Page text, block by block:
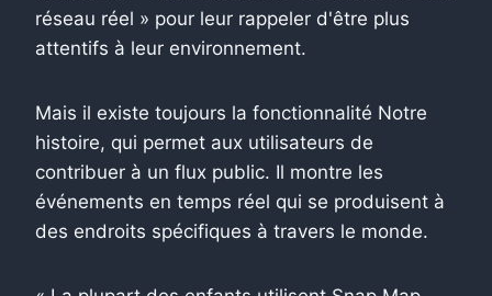
réseau réel » pour leur rappeler d'être plus
attentifs à leur environnement.
Mais il existe toujours la fonctionnalité Notre
histoire, qui permet aux utilisateurs de
contribuer à un flux public. Il montre les
événements en temps réel qui se produisent à
des endroits spécifiques à travers le monde.